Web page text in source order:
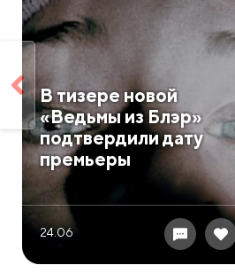
В тизере новой
«Ведьмы из Блэр»
подтвердили дату
премьеры
24.06